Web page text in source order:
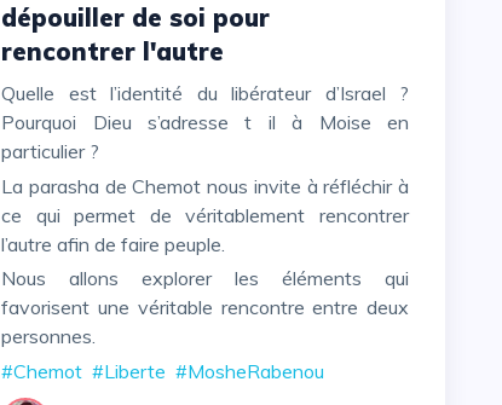
dépouiller de soi pour
rencontrer l'autre
Quelle est l’identité du libérateur d’Israel ?
Pourquoi Dieu s’adresse t il à Moise en
particulier ?
La parasha de Chemot nous invite à réfléchir à
ce qui permet de véritablement rencontrer
l’autre afin de faire peuple.
Nous allons explorer les éléments qui
favorisent une véritable rencontre entre deux
personnes.
#Chemot #Liberte #MosheRabenou